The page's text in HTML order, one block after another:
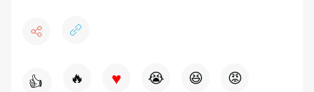
👍 🔥 ♥ 😭 😆 😡